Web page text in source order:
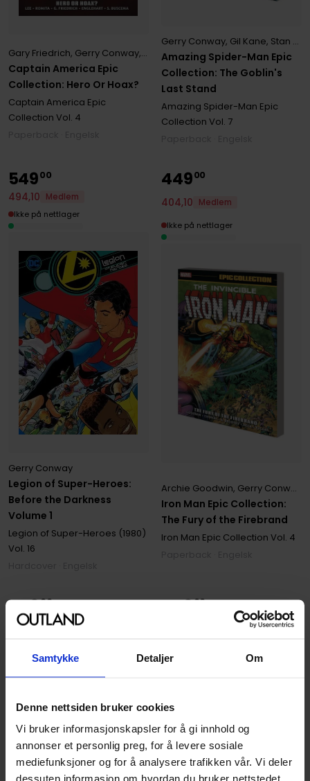
Samtykke Detaljer Om
Denne nettsiden bruker cookies
Vi bruker informasjonskapsler for å gi innhold og
annonser et personlig preg, for å levere sosiale
mediefunksjoner og for å analysere trafikken vår. Vi deler
dessuten informasjon om hvordan du bruker nettstedet
Captain America Epic
Collection: Hero Or Hoax?
Gary Friedrich, Gerry Conway, Stan Lee
Captain America Epic
Collection Vol. 4
Amazing Spider-Man Epic
Collection: The Goblin's
Last Stand
Gerry Conway, Gil Kane, Stan Lee
Amazing Spider-Man Epic
Collection Vol. 7
Legion of Super-Heroes:
Before the Darkness
Volume 1
Gerry Conway
Legion of Super-Heroes (1980)
Vol. 16
54900
494,10
Medlem
Ikke på nettlager
Iron Man Epic Collection:
The Fury of the Firebrand
Archie Goodwin, Gerry Conway
Iron Man Epic Collection Vol. 4
44900
404,10 Medlem
Ikke på nettlager
44900
404 10 Medlem
Ikke på nettlager
44900